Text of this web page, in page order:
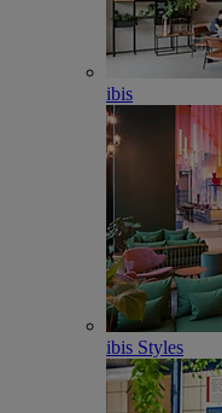
ibis
ibis Styles